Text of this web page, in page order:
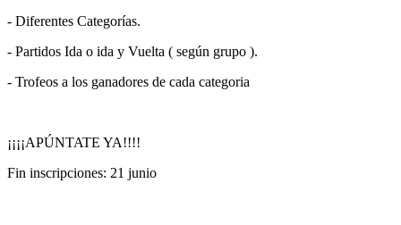
- Diferentes Categorías.
- Partidos Ida o ida y Vuelta ( según grupo ).
- Trofeos a los ganadores de cada categoria
¡¡¡¡APÚNTATE YA!!!!
Fin inscripciones: 21 junio